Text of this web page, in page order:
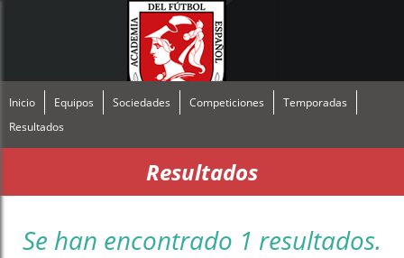
Inicio Equipos Sociedades Competiciones
Temporadas
Resultados
Resultados
Se han encontrado 1 resultados.